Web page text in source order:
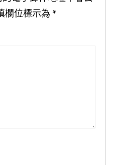
欄位標示為 *